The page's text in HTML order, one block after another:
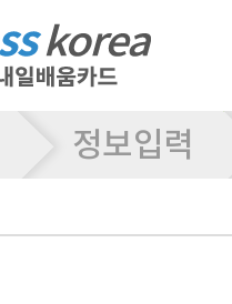
정보입력